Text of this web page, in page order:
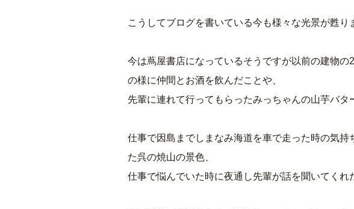
こうしてブログを書いている今も様々な光景が甦り
今は蔦屋書店になっているそうですが以前の建物の
の様に仲間とお酒を飲んだことや、
先輩に連れて行ってもらったみっちゃんの山芋バタ
仕事で因島までしまなみ海道を車で走った時の気持
た呉の焼山の景色、
仕事で悩んでいた時に夜通し先輩が話を聞いてくれ